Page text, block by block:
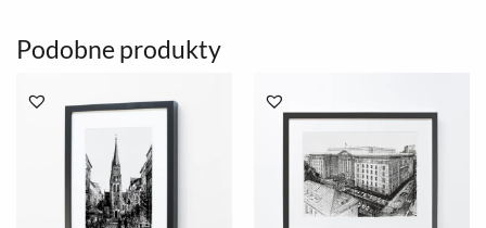
Podobne produkty
cen:
do
250.00 zł
od
do
250.00 zł